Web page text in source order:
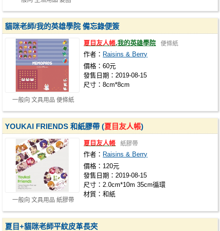
一般向 文具用品 便條紙
貓咪老師/我的英雄學院 備忘錄便簽
夏目友人帳,我的英雄學院 便條紙
作者： Raisins & Berry
價格：60元
發售日期：2019-08-15
尺寸：8cm*8cm
一般向 文具用品 紙膠帶
YOUKAI FRIENDS 和紙膠帶 (夏目友人帳)
夏目友人帳 紙膠帶
作者： Raisins & Berry
價格：120元
發售日期：2019-08-15
尺寸：2.0cm*10m 35cm循環
材質：和紙
夏目+貓咪老師平紋皮革長夾